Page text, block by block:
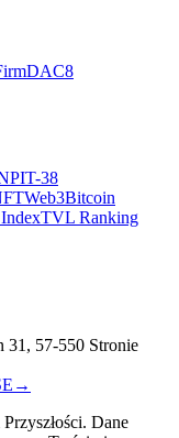
DAC8
PIT-38
Web3Bitcoin
TVL Ranking
31, 57-550 Stronie
→
Dane